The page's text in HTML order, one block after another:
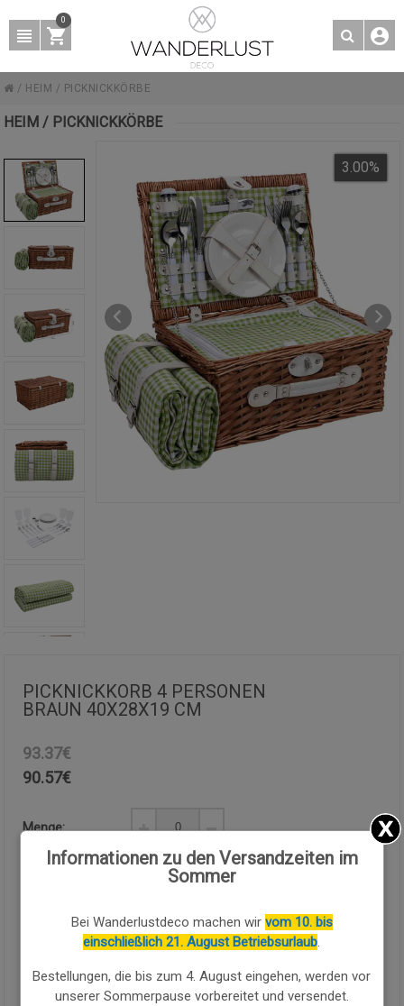
0
/ HEIM / PICKNICKKÖRBE
HEIM / PICKNICKKÖRBE
PICKNICKKORB 4 PERSONEN
BRAUN 40X28X19 CM
93.37€
3.00%
90.57€
Menge:
Verfügbar
KAUFEN SIE WEITER
Sammlung: GARTEN PICKNICK
ARTIKEL ANZEIGEN SAMMLUNG
Informationen zu den Versandzeiten im
Sommer
Bei Wanderlustdeco machen wir vom 10. bis
einschließlich 21. August Betriebsurlaub.
Bestellungen, die bis zum 4. August eingehen, werden vor
unserer Sommerpause vorbereitet und versendet.